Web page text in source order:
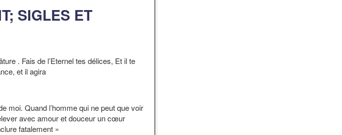
SIGLES ET
. Fais de l’Eternel tes délices, Et il te
et il agira
moi. Quand l’homme qui ne peut que voir
avec amour et douceur un cœur
fatalement »